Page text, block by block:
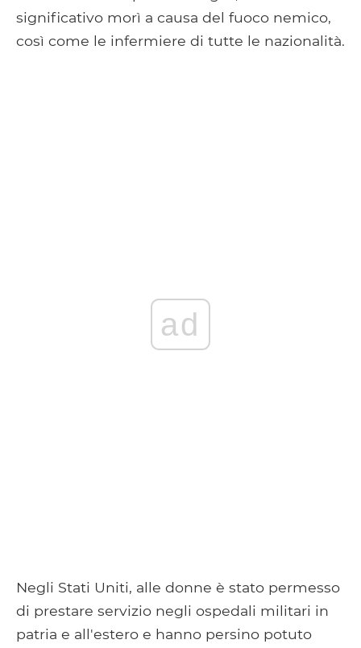
significativo morì a causa del fuoco nemico,
così come le infermiere di tutte le nazionalità.
ad
Negli Stati Uniti, alle donne è stato permesso
di prestare servizio negli ospedali militari in
patria e all'estero e hanno persino potuto